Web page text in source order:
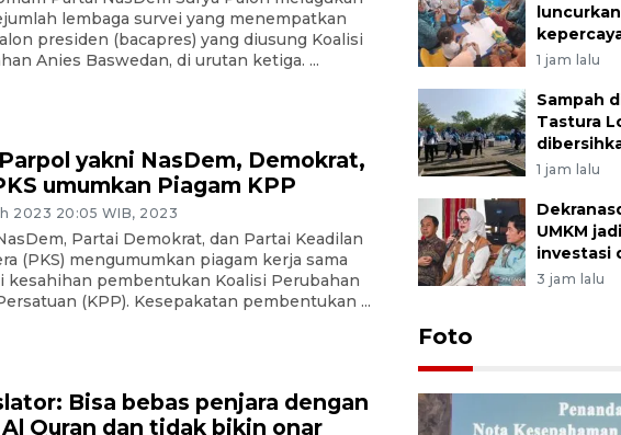
lembaga survei yang menempatkan
presiden (bacapres) yang diusung Koalisi
Anies Baswedan, di urutan ketiga. ...
yakni NasDem, Demokrat,
umumkan Piagam KPP
2023 20:05 WIB, 2023
Partai Demokrat, dan Partai Keadilan
(PKS) mengumumkan piagam kerja sama
kesahihan pembentukan Koalisi Perubahan
(KPP). Kesepakatan pembentukan ...
Bisa bebas penjara dengan
Quran dan tidak bikin onar
1 jam lalu
Sampah
Tastura
1 jam lalu
UMKM
investasi
3 jam lalu
Foto